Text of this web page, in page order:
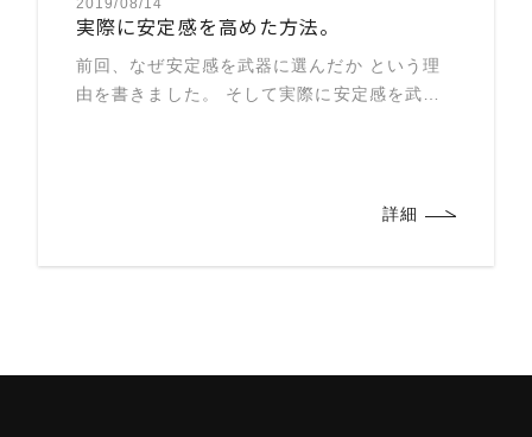
2019/08/14
実際に安定感を高めた方法。
前回、なぜ安定感を武器に選んだか という理
由を書きました。 そして実際に安定感を武器
詳細